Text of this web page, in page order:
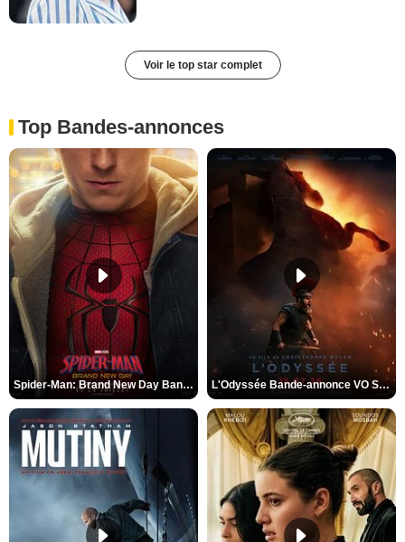
Voir le top star complet
Top Bandes-annonces
Spider-Man: Brand New Day Bande-annonce VO STFR L'Odyssée Bande-annonce VO STFR